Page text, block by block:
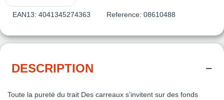
EAN13: 4041345274363 Reference: 08610488
DESCRIPTION
Toute la pureté du trait Des carreaux s’invitent sur des fonds